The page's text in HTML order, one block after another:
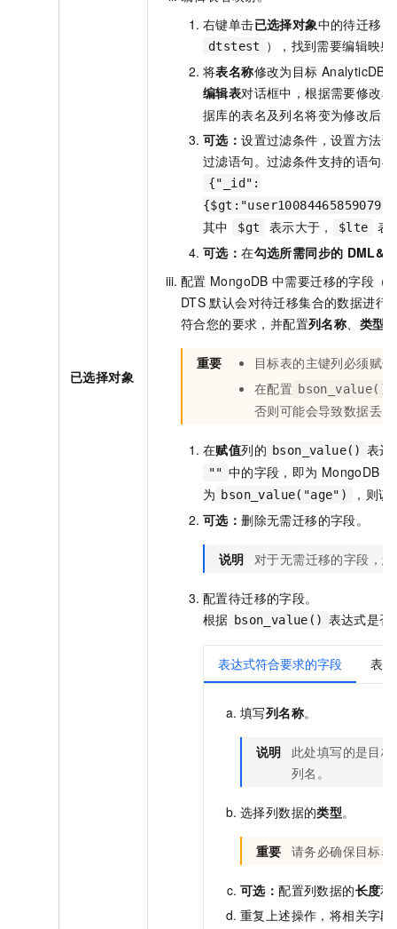
已选择对象
右键单击已选择对象中的待迁移
dtstest
），找到需要编辑映
将表名称修改为目标 AnalyticDB
编辑表对话框中，根据需要修改
据库的表名及列名将变为修改后
可选：设置过滤条件，设置方法
过滤语句。过滤条件支持的语句
{"_id":
其中 $gt 表示大于， $lte
表
可选：在勾选所需同步的
配置 MongoDB 中需要迁移的字段（
DTS 默认会对待迁移集合的数据进行
符合您的要求，并配置列名称 类型
重要
目标表的主键列必须赋
在配置 bson_value()
否则可能会导致数据丢
在赋值列的 bson_value() 表达
"" 中的字段，即为 MongoDB
为 bson_value("age")
，则
可选：删除无需迁移的字段。
说明 对于无需迁移的字段，
配置待迁移的字段。
根据 bson_value() 表达式是否
表达式符合要求的字段 表
填写列名称。
说明
此处填写的是目标
列名。
选择列数据的类型。
重要 请务必确保目标
可选：配置列数据的长度和
重复上述操作，将相关字